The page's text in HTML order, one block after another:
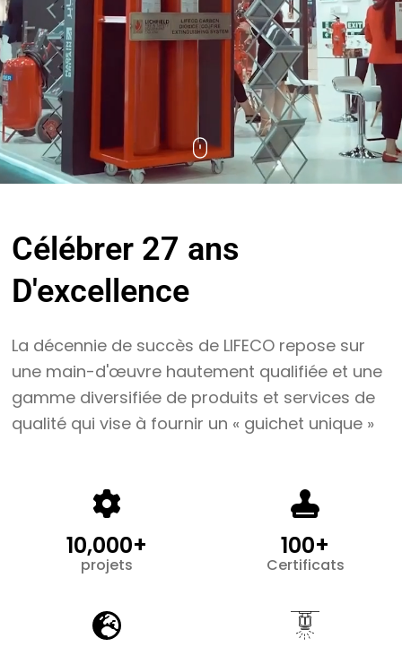
Célébrer 27 ans
D'excellence
La décennie de succès de LIFECO repose sur
une main-d'œuvre hautement qualifiée et une
gamme diversifiée de produits et services de
qualité qui vise à fournir un « guichet unique »
10,000+
projets
100+
Certificats